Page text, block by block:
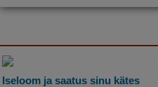
Iseloom ja saatus sinu kätes